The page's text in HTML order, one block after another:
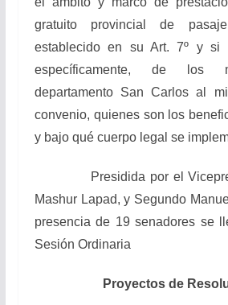
gratuito provincial de
establecido en su Art. 7º y si
específicamente, de los
departamento San Carlos al
convenio, quienes son los
y bajo qué cuerpo legal se
Presidida por el
Mashur Lapad, y Segundo
presencia de 19 senadores se
Sesión Ordinaria
Proyectos de